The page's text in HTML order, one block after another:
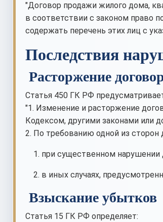
"Договор продажи жилого дома,
в соответствии с законом право
содержать перечень этих лиц с
Последствия
Расторжение
Статья 450 ГК РФ
"1. Изменение и расторжение
Кодексом, другими законами или
2. По требованию одной из
при существенном нарушении
в иных случаях,
Взыскание убытков
Статья 15 ГК РФ определяет: